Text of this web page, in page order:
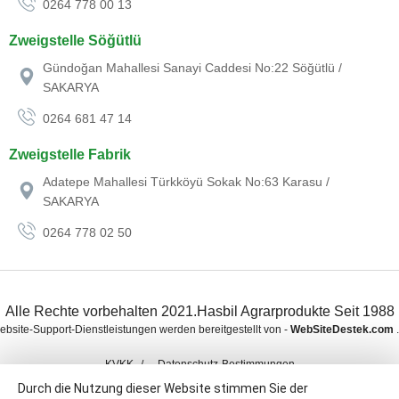
Durch die Nutzung dieser Website stimmen Sie der
0264 778 00 13
Zweigstelle Söğütlü
Gündoğan Mahallesi Sanayi Caddesi No:22 Söğütlü /
SAKARYA
0264 681 47 14
Zweigstelle Fabrik
Adatepe Mahallesi Türkköyü Sokak No:63 Karasu /
SAKARYA
0264 778 02 50
Alle Rechte vorbehalten 2021.Hasbil Agrarprodukte Seit 1988
ebsite-Support-Dienstleistungen werden bereitgestellt von - WebSiteDestek.com .
KVKK Datenschutz-Bestimmungen